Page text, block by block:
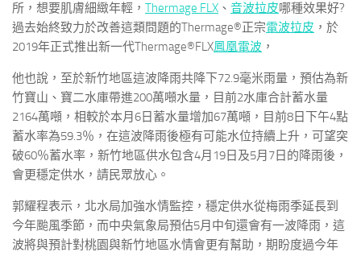
所，想要肌膚細緻年輕， Thermage FLX 、 音波拉皮哪種效果好?
過去始終致力於改善這類問題的Thermage®正宗電波拉皮 ，於
2019年正式推出新一代Thermage®FLX鳳凰電波 ，
他也說，至於新竹地區這波降雨共降下72.9毫米雨量，預估為新
竹寶山、寶二水庫帶進200萬噸水量，目前2水庫合計蓄水量
2164萬噸，相較於本月6日蓄水量增加67萬噸，目前8日下午4點
蓄水率為59.3％，在這波降雨後極有可能水位持續上升，可望突
破60％蓄水率，新竹地區供水包含4月19日及5月7日的降雨後，
會更穩定供水，請民眾放心。
郭耀程表示，北水局加強水情監控，穩定供水從梅雨季延長到
今年颱風季節，而中央氣象局預估5月中旬還會有一波降雨，這
波將與預計對桃園與新竹地區水情會更有幫助，期盼度過今年